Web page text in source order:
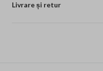
Livrare și retur